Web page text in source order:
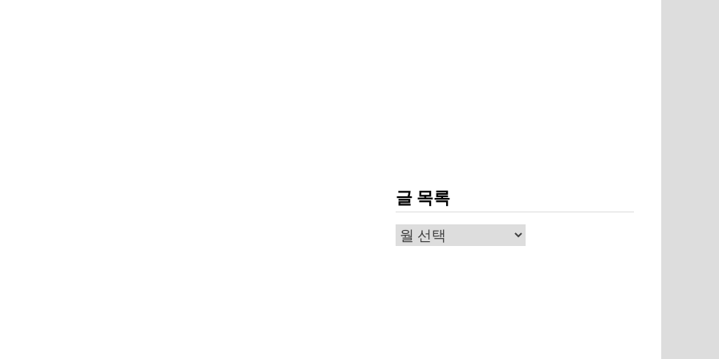
글 목록
글